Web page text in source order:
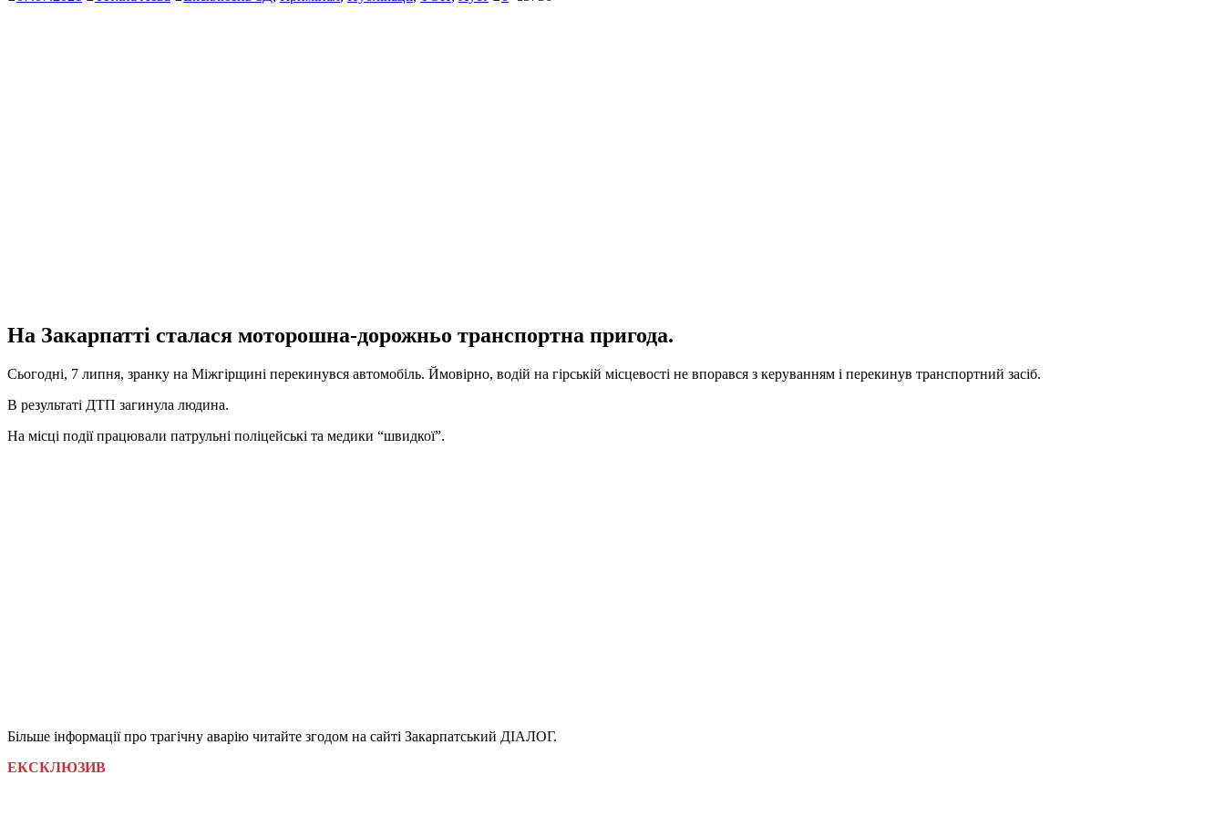
На Закарпатті сталася моторошна-дорожньо транспортна пригода.
Сьогодні, 7 липня, зранку на Міжгірщині перекинувся автомобіль. Ймовірно, водій на гірській місцевості не впорався з керуванням і перекинув транспортний засіб.
В результаті ДТП загинула людина.
На місці події працювали патрульні поліцейські та медики “швидкої”.
Більше інформації про трагічну аварію читайте згодом на сайті Закарпатський ДІАЛОГ.
ЕКСКЛЮЗИВ